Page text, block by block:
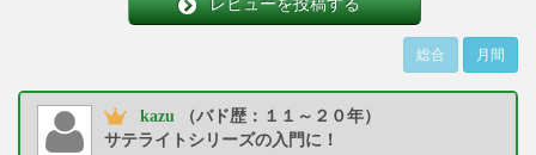
レビューを投稿する
総合 月間
kazu
（バド歴：１１～２０年）
サテライトシリーズの入門に！